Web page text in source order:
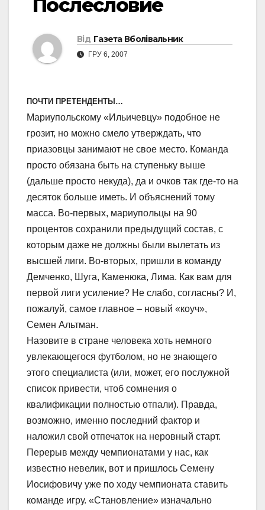
Послесловие
Від Газета Вболівальник
ГРУ 6, 2007
ПОЧТИ ПРЕТЕНДЕНТЫ…
Мариупольскому «Ильичевцу» подобное не
грозит, но можно смело утверждать, что
приазовцы занимают не свое место. Команда
просто обязана быть на ступеньку выше
(дальше просто некуда), да и очков так где-то на
десяток больше иметь. И объяснений тому
масса. Во-первых, мариупольцы на 90
процентов сохранили предыдущий состав, с
которым даже не должны были вылетать из
высшей лиги. Во-вторых, пришли в команду
Демченко, Шуга, Каменюка, Лима. Как вам для
первой лиги усиление? Не слабо, согласны? И,
пожалуй, самое главное – новый «коуч»,
Семен Альтман.
Назовите в стране человека хоть немного
увлекающегося футболом, но не знающего
этого специалиста (или, может, его послужной
список привести, чтоб сомнения о
квалификации полностью отпали). Правда,
возможно, именно последний фактор и
наложил свой отпечаток на неровный старт.
Перерыв между чемпионатами у нас, как
известно невелик, вот и пришлось Семену
Иосифовичу уже по ходу чемпионата ставить
команде игру. «Становление» изначально